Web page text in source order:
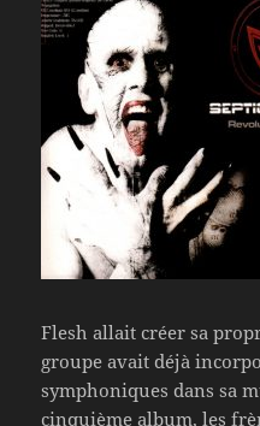
Flesh allait créer sa
groupe avait déjà
symphoniques dans sa
cinquième album, les